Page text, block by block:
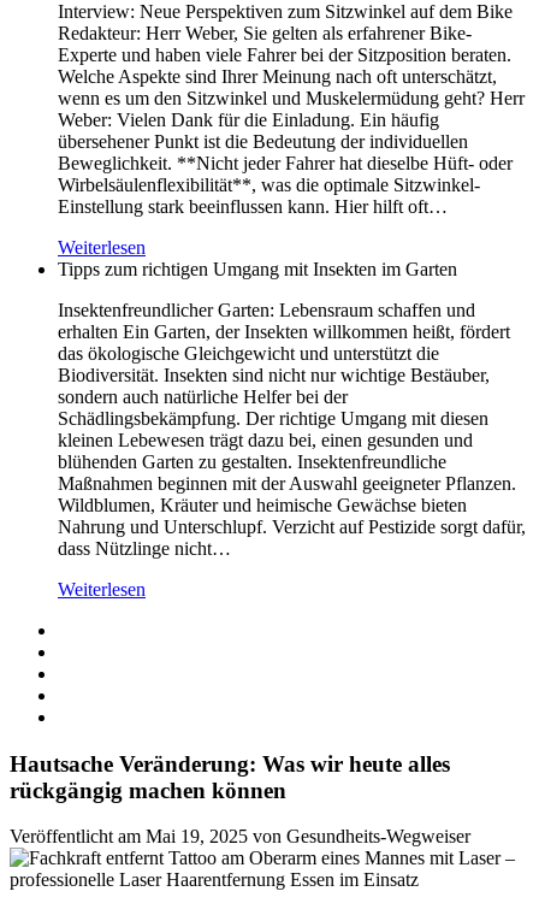
Interview: Neue Perspektiven zum Sitzwinkel auf dem Bike
Redakteur: Herr Weber, Sie gelten als erfahrener Bike-
Experte und haben viele Fahrer bei der Sitzposition beraten.
Welche Aspekte sind Ihrer Meinung nach oft unterschätzt,
wenn es um den Sitzwinkel und Muskelermüdung geht? Herr
Weber: Vielen Dank für die Einladung. Ein häufig
übersehener Punkt ist die Bedeutung der individuellen
Beweglichkeit. **Nicht jeder Fahrer hat dieselbe Hüft- oder
Wirbelsäulenflexibilität**, was die optimale Sitzwinkel-
Einstellung stark beeinflussen kann. Hier hilft oft…
Weiterlesen
Tipps zum richtigen Umgang mit Insekten im Garten
Insektenfreundlicher Garten: Lebensraum schaffen und
erhalten Ein Garten, der Insekten willkommen heißt, fördert
das ökologische Gleichgewicht und unterstützt die
Biodiversität. Insekten sind nicht nur wichtige Bestäuber,
sondern auch natürliche Helfer bei der
Schädlingsbekämpfung. Der richtige Umgang mit diesen
kleinen Lebewesen trägt dazu bei, einen gesunden und
blühenden Garten zu gestalten. Insektenfreundliche
Maßnahmen beginnen mit der Auswahl geeigneter Pflanzen.
Wildblumen, Kräuter und heimische Gewächse bieten
Nahrung und Unterschlupf. Verzicht auf Pestizide sorgt dafür,
dass Nützlinge nicht…
Weiterlesen
Hautsache Veränderung: Was wir heute alles
rückgängig machen können
Veröffentlicht am Mai 19, 2025 von Gesundheits-Wegweiser